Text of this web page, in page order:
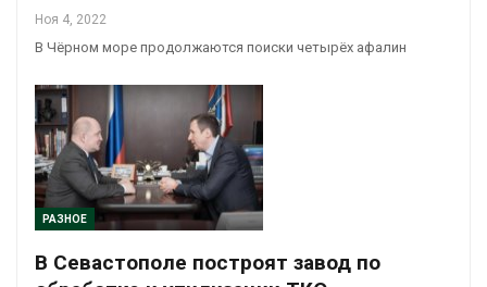
Ноя 4, 2022
В Чёрном море продолжаются поиски четырёх афалин
РАЗНОЕ
В Севастополе построят завод по